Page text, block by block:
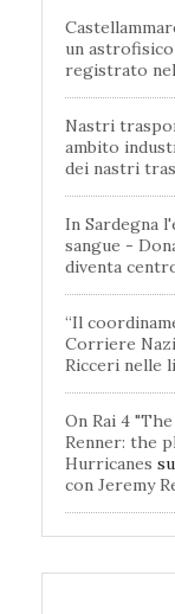
un astrofisico
registrato
Nastri
ambito
dei nastri
In Sardegna
sangue -
diventa
“Il
Corriere
Ricceri nelle
On Rai 4
Renner: the
Hurricanes su
con Jeremy